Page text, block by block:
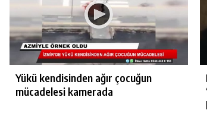
Yükü kendisinden ağır çocuğun
mücadelesi kamerada